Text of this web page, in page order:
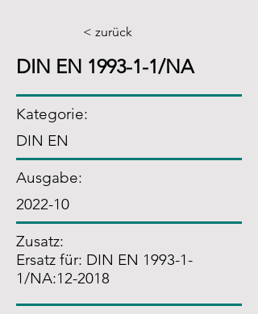
< zurück
DIN EN 1993-1-1/NA
Kategorie:
DIN EN
Ausgabe:
2022-10
Zusatz:
Ersatz für: DIN EN 1993-1-
1/NA:12-2018